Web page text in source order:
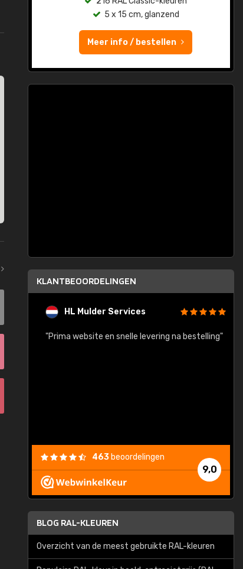
5 x 15 cm, glanzend
Meer info / bestellen
KLANTBEOORDELINGEN
HL Mulder Services
"Prima website en snelle levering na bestelling"
9,0
463 beoordelingen
BLOG RAL-KLEUREN
Overzicht van de meest gebruikte RAL-kleuren